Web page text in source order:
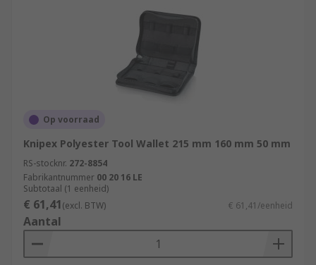
Op voorraad
Knipex Polyester Tool Wallet 215 mm 160 mm 50 mm
RS-stocknr. 272-8854
Fabrikantnummer 00 20 16 LE
Subtotaal (1 eenheid)
€ 61,41(excl. BTW) € 61,41/eenheid
Aantal